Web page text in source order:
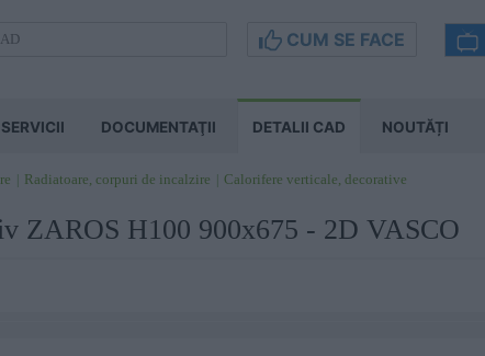
CUM SE FACE
SERVICII DOCUMENTAŢII DETALII CAD NOUTĂȚI
Radiatoare, corpuri de incalzire Calorifere verticale, decorative
ZAROS H100 900x675 - 2D VASCO